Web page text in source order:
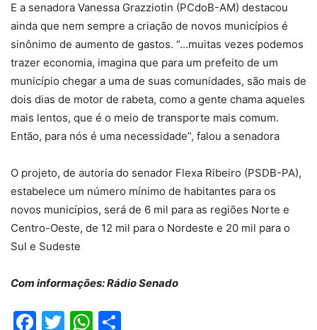
E a senadora Vanessa Grazziotin (PCdoB-AM) destacou
ainda que nem sempre a criação de novos municípios é
sinônimo de aumento de gastos. “…muitas vezes podemos
trazer economia, imagina que para um prefeito de um
município chegar a uma de suas comunidades, são mais de
dois dias de motor de rabeta, como a gente chama aqueles
mais lentos, que é o meio de transporte mais comum.
Então, para nós é uma necessidade”, falou a senadora
O projeto, de autoria do senador Flexa Ribeiro (PSDB-PA),
estabelece um número mínimo de habitantes para os
novos municípios, será de 6 mil para as regiões Norte e
Centro-Oeste, de 12 mil para o Nordeste e 20 mil para o
Sul e Sudeste
Com informações: Rádio Senado
Facebook
TwitterWhatsApp